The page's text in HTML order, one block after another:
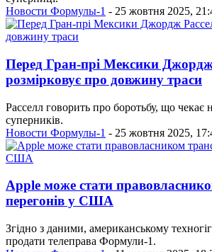
Новости Формулы-1 - 25 жовтня 2025,
Перед Гран-прі Мексики
розмірковує про довжину траси
Расселл говорить про боротьбу, що чекає
суперників.
Новости Формулы-1 - 25 жовтня 2025,
Apple може стати
перегонів у США
Згідно з даними, американському
продати телеправа Формули-1.